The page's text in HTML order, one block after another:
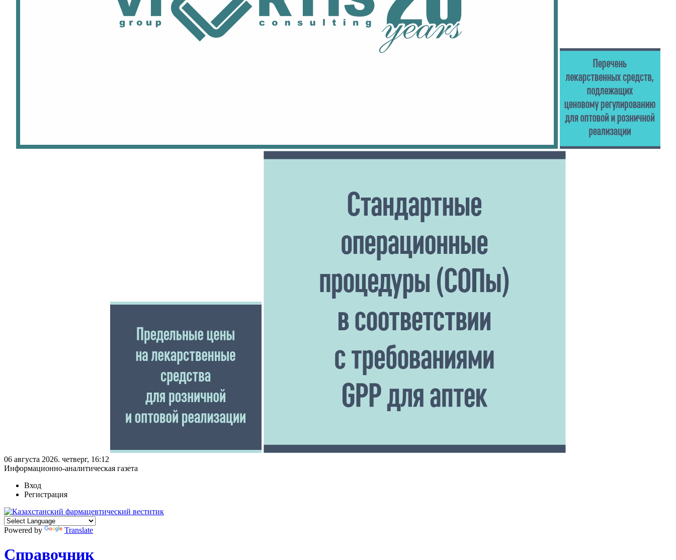
06 августа 2026. четверг, 16:12
Информационно-аналитическая газета
Вход
Регистрация
Powered by Translate
Справочник